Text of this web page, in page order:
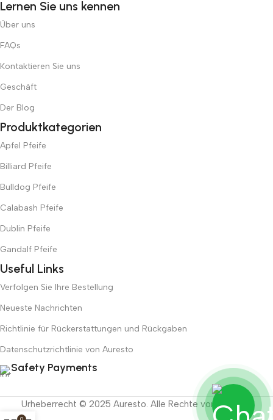
Lernen Sie uns kennen
Über uns
FAQs
Kontaktieren Sie uns
Geschäft
Der Blog
Produktkategorien
Apfel Pfeife
Billiard Pfeife
Bulldog Pfeife
Calabash Pfeife
Dublin Pfeife
Gandalf Pfeife
Useful Links
Verfolgen Sie Ihre Bestellung
Neueste Nachrichten
Richtlinie für Rückerstattungen und Rückgaben
Datenschutzrichtlinie von Auresto
Safety Payments
Urheberrecht © 2025 Auresto. Alle Rechte vorbehalten.